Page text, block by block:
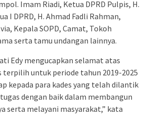
Imam Riadi, Ketua DPRD Pulpis, H.
I DPRD, H. Ahmad Fadli Rahman,
Kepala SOPD, Camat, Tokoh
serta tamu undangan lainnya.
Edy mengucapkan selamat atas
terpilih untuk periode tahun 2019-2025
kepada para kades yang telah dilantik
dengan baik dalam membangun
serta melayani masyarakat,” kata